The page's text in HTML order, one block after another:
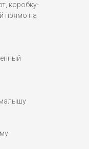
коробку-
прямо на
малышу